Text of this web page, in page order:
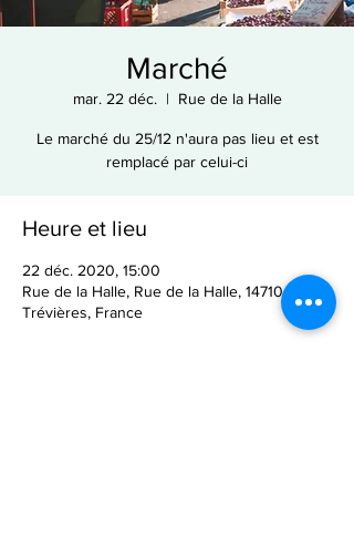
Marché
mar. 22 déc.
  |
Rue de la Halle
Le marché du 25/12 n'aura pas lieu et est
remplacé par celui-ci
Heure et lieu
22 déc. 2020, 15:00
Rue de la Halle, Rue de la Halle, 14710
Trévières, France